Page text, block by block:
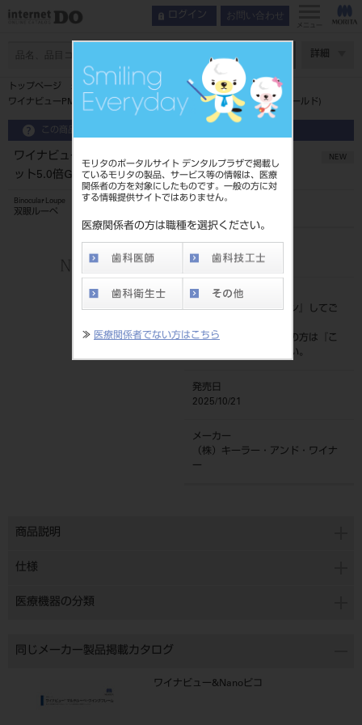
モリタのポータルサイト デンタルプラザで掲載し
ているモリタの製品、サービス等の情報は、医療
関係者の方を対象にしたものです。一般の方に対
する情報提供サイトではありません。
医療関係者の方は職種を選択ください。
≫ 医療関係者でない方はこちら
ログイン お問い合わせ
メニュー
詳細
トップページ
ワイナビューPMフレームフリップアップ･PMルーペセット5.0倍GD(ゴールド)
この商品に関するお問い合わせ
ワイナビューPMフレームフリップアップ･PMルーペセ
ット5.0倍GD(ゴールド)
NEW
Binocular Loupe
双眼ルーペ
品目コード
206720672GD
標準価格
価格の確認は『ログイン
』してご
ネット会員登録がまだの方は『
こ
』より登録ください。
発売日
2025/10/21
メーカー
（株）キーラー・アンド・ワイナ
ー
商品説明
仕様
医療機器の分類
同じメーカー製品掲載カタログ
ワイナビュー&Nanoピコ